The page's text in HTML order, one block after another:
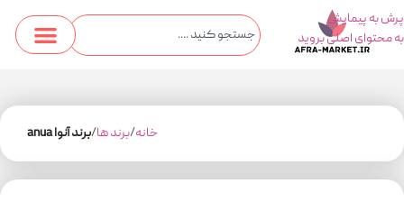
پرش به پیمایش
به محتوای اصلی بروید
خانه برند ها برند آنوا anua